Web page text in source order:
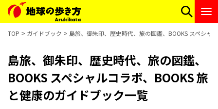
TOP ガイドブック 島旅、御朱印、歴史時代、旅の図鑑、BOOKS スペシャ
島旅、御朱印、歴史時代、旅の図鑑、
BOOKS スペシャルコラボ、BOOKS 旅
と健康のガイドブック一覧